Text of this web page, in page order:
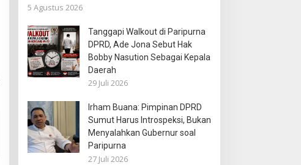
5 Agustus 2026
Tanggapi Walkout di Paripurna
DPRD, Ade Jona Sebut Hak
Bobby Nasution Sebagai Kepala
Daerah
29 Juli 2026
Irham Buana: Pimpinan DPRD
Sumut Harus Introspeksi, Bukan
Menyalahkan Gubernur soal
Paripurna
27 Juli 2026